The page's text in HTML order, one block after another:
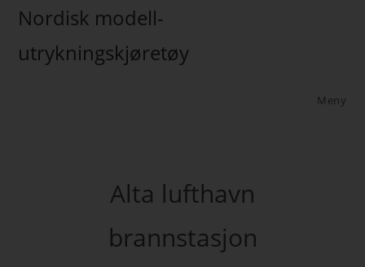
Nordisk modell-
utrykningskjøretøy
Meny
Alta lufthavn
brannstasjon